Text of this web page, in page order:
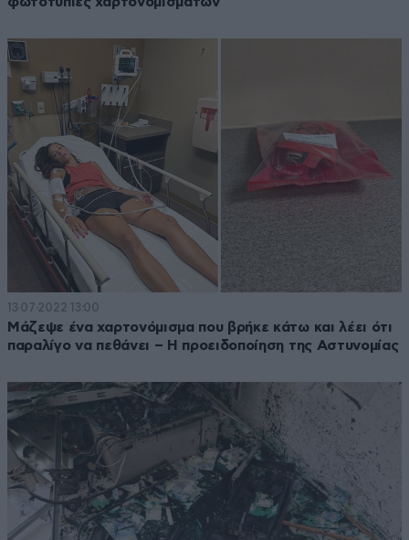
13·07·2022 13:00
Μάζεψε ένα χαρτονόμισμα που βρήκε κάτω και λέει ότι
παραλίγο να πεθάνει – Η προειδοποίηση της Αστυνομίας